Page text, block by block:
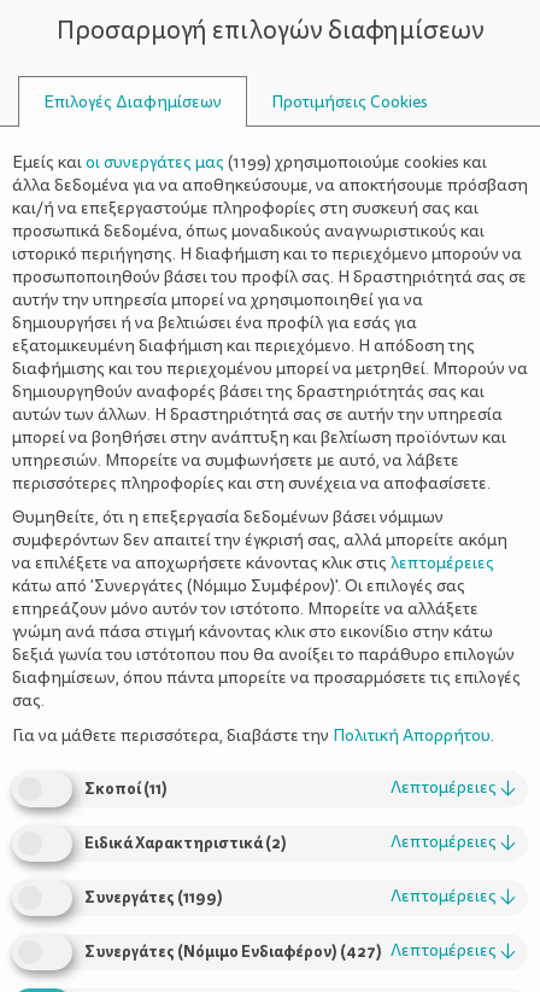
ΣΥΜΒΟΥΛΟΙ
ΟΙΚΟΓΈΝΕΙΑ>ΟΙΚΟΓΕΝΕΙΑΚΈΣ ΔΡΑΣΤΗΡΙΌΤΗΤΕΣ
Χριστουγεννιάτικα στολίδια από
θήκες για cupcakes
Της
Ιδέες για Χριστουγιεννιάτικα στολίδια
Χριστουγέννωνμε πιάνει δημιουργικός οίστρος! Χαζεύω
ατελείωτες ώρες στο internet, φτιάχνω boards με κατασκευές
στο Pinterest και μετά φαντάζομαι πού και πώς θα τα
διακοσμήσω στο χώρο μου. Και κάθε φορά που περνάω από το
βιβλιοπωλείο αγοράζω υλικά για να τα υλοποιήσω. Χρωματιστά
πομ πον, σπάγγοι, φελιζολένια στεφανάκια και κορδέλες...
Προσαρμογή επιλογών διαφημίσεων
Επιλογές Διαφημίσεων Προτιμήσεις Cookies
Εμείς καιοι συνεργάτες μας (1199) χρησιμοποιούμε cookies και
άλλα δεδομένα για να αποθηκεύσουμε, να αποκτήσουμε πρόσβαση
και/ή να επεξεργαστούμε πληροφορίες στη συσκευή σας και
προσωπικά δεδομένα, όπως μοναδικούς αναγνωριστικούς και
ιστορικό περιήγησης. Η διαφήμιση και το περιεχόμενο μπορούν να
προσωποποιηθούν βάσει του προφίλ σας. Η δραστηριότητά σας σε
αυτήν την υπηρεσία μπορεί να χρησιμοποιηθεί για να
δημιουργήσει ή να βελτιώσει ένα προφίλ για εσάς για
εξατομικευμένη διαφήμιση και περιεχόμενο. Η απόδοση της
διαφήμισης και του περιεχομένου μπορεί να μετρηθεί. Μπορούν να
δημιουργηθούν αναφορές βάσει της δραστηριότητάς σας και
αυτών των άλλων. Η δραστηριότητά σας σε αυτήν την υπηρεσία
μπορεί να βοηθήσει στην ανάπτυξη και βελτίωση προϊόντων και
υπηρεσιών. Μπορείτε να συμφωνήσετε με αυτό, να λάβετε
περισσότερες πληροφορίες και στη συνέχεια να αποφασίσετε.
Θυμηθείτε, ότι η επεξεργασία δεδομένων βάσει νόμιμων
συμφερόντων δεν απαιτεί την έγκρισή σας, αλλά μπορείτε ακόμη
να επιλέξετε να αποχωρήσετε κάνοντας κλικ στις λεπτομέρειες
κάτω από 'Συνεργάτες (Νόμιμο Συμφέρον)'. Οι επιλογές σας
επηρεάζουν μόνο αυτόν τον ιστότοπο. Μπορείτε να αλλάξετε
γνώμη ανά πάσα στιγμή κάνοντας κλικ στο εικονίδιο στην κάτω
δεξιά γωνία του ιστότοπου που θα ανοίξει το παράθυρο επιλογών
διαφημίσεων, όπου πάντα μπορείτε να προσαρμόσετε τις επιλογές
σας.
Για να μάθετε περισσότερα, διαβάστε την Πολιτική Απορρήτου.
Σκοποί(11) Λεπτομέρειες ↓
Ειδικά Χαρακτηριστικά(2) Λεπτομέρειες ↓
Συνεργάτες (1199) Λεπτομέρειες ↓
Συνεργάτες (Νόμιμο Ενδιαφέρον) (427) Λεπτομέρειες ↓